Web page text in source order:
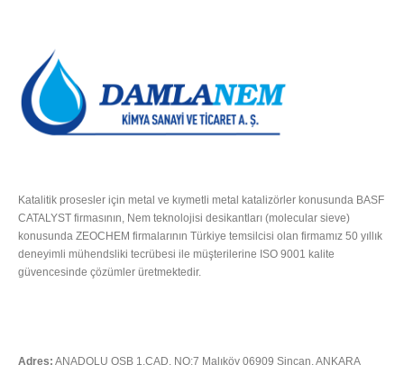
Katalitik prosesler için metal ve kıymetli metal katalizörler konusunda BASF
CATALYST firmasının, Nem teknolojisi desikantları (molecular sieve)
konusunda ZEOCHEM firmalarının Türkiye temsilcisi olan firmamız 50 yıllık
deneyimli mühendsliki tecrübesi ile müşterilerine ISO 9001 kalite
güvencesinde çözümler üretmektedir.
Adres: ANADOLU OSB 1.CAD. NO:7 Malıköy 06909 Sincan, ANKARA